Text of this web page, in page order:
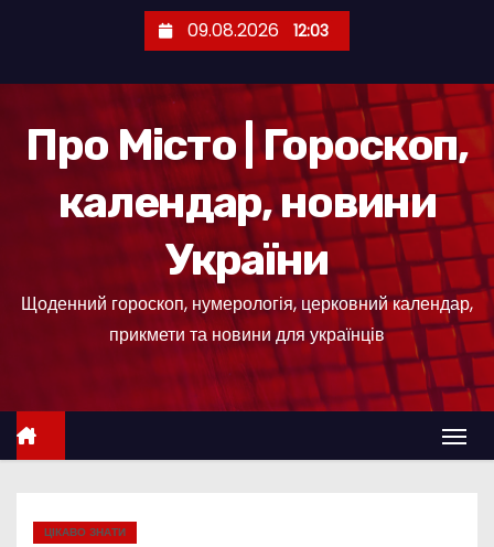
е
09.08.2026 12:03
Про Місто | Гороскоп,
календар, новини
України
Щоденний гороскоп, нумерологія, церковний календар,
прикмети та новини для українців
ЦІКАВО ЗНАТИ